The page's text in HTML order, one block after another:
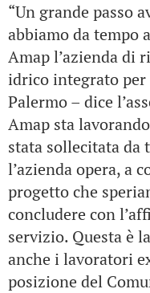
“Un grande passo
abbiamo da tempo
Amap l’azienda di
idrico integrato per
Palermo – dice
Amap sta
stata sollecitata
l’azienda opera, a
progetto che
concludere con
servizio. Questa è
anche i lavoratori
posizione del